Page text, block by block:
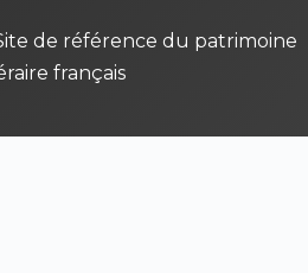
de référence du patrimoine
français